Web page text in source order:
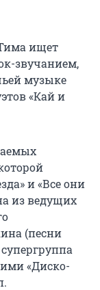
ищет
звучанием,
музыке
«Кай и
и «Все они
из ведущих
(песни
«Диско-